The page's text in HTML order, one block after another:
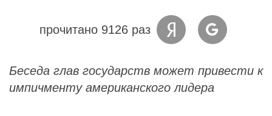
прочитано 9126 раз
Беседа глав государств может привести к
импичменту американского лидера